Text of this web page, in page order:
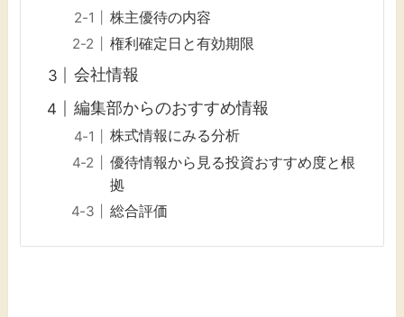
株主優待の内容
権利確定日と有効期限
会社情報
編集部からのおすすめ情報
株式情報にみる分析
優待情報から見る投資おすすめ度と根
拠
総合評価